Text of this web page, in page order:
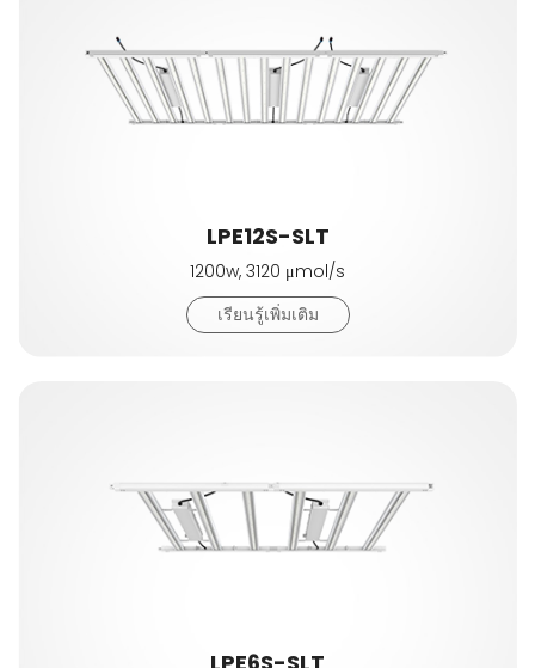
LPE12S-SLT
1200w, 3120 μmol/s
เรียนรู้เพิ่มเติม